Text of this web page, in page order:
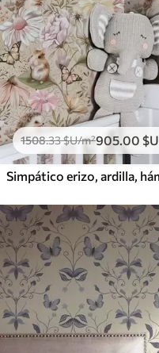
1508.33$U/m²905.00 $U